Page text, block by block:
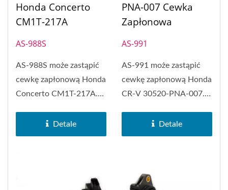
Honda Concerto
CM1T-217A
AS-988S
AS-988S może zastąpić
cewkę zapłonową Honda
Concerto CM1T-217A.
Detale
PNA-007 Cewka
Zapłonowa
AS-991
AS-991 może zastąpić
cewkę zapłonową Honda
CR-V 30520-PNA-007.
Detale